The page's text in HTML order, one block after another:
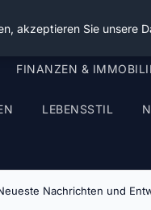
FINANZEN &
LEBENSSTIL
Nachrichten und
akzeptieren Sie unsere